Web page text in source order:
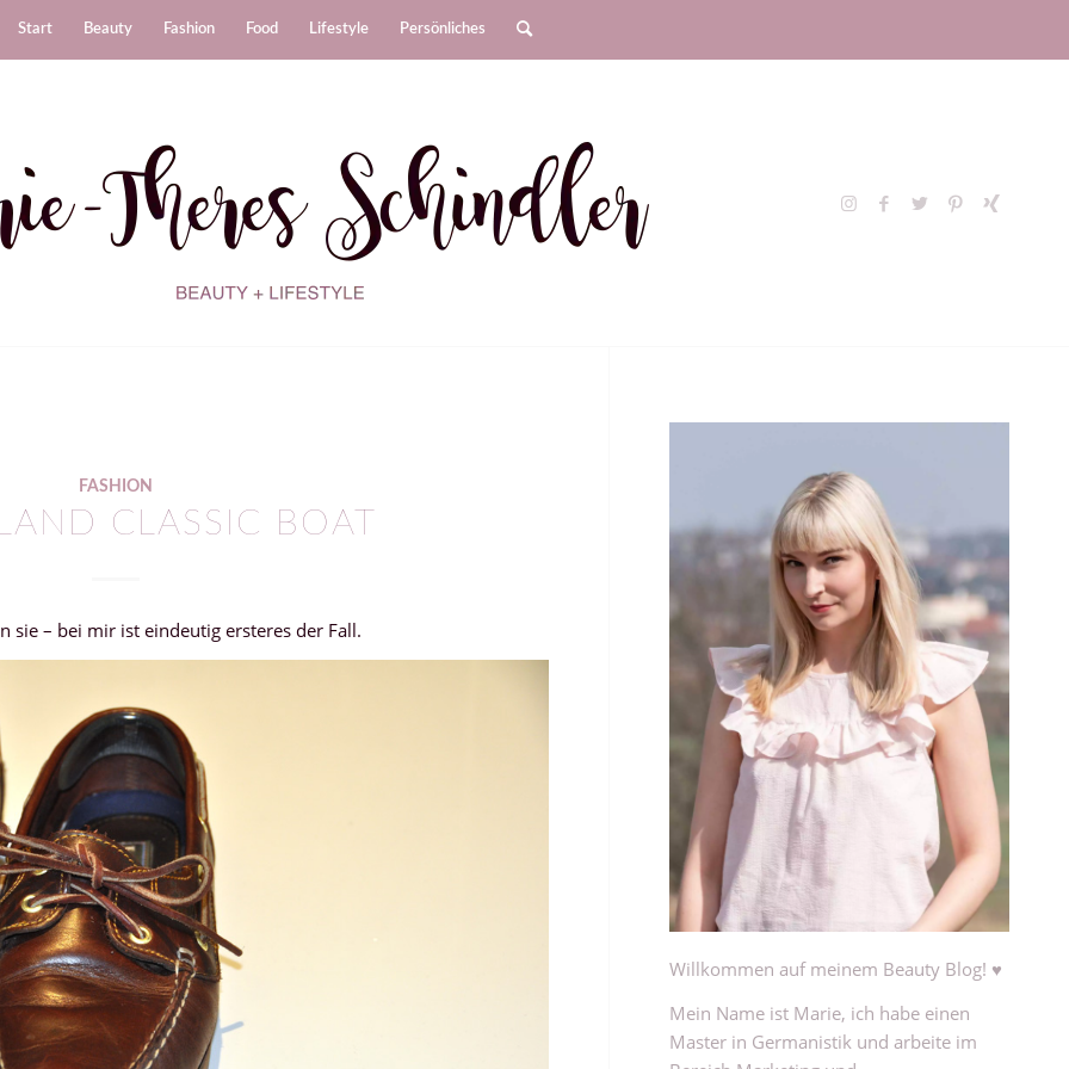
Start Beauty Fashion Food Lifestyle Persönliches
FASHION
CLASSIC BOAT
sie – bei mir ist eindeutig ersteres der Fall.
Willkommen auf meinem Beauty Blog! ♥
Mein Name ist Marie, ich habe einen
Master in Germanistik und arbeite im